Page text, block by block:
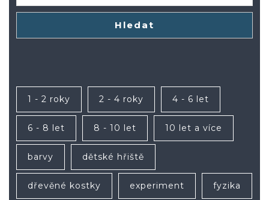
Hledat
1 - 2 roky 2 - 4 roky 4 - 6 let
6 - 8 let 8 - 10 let 10 let a více
barvy dětské hřiště
dřevěné kostky experiment fyzika